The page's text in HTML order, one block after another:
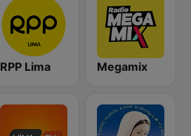
RPP Lima Megamix